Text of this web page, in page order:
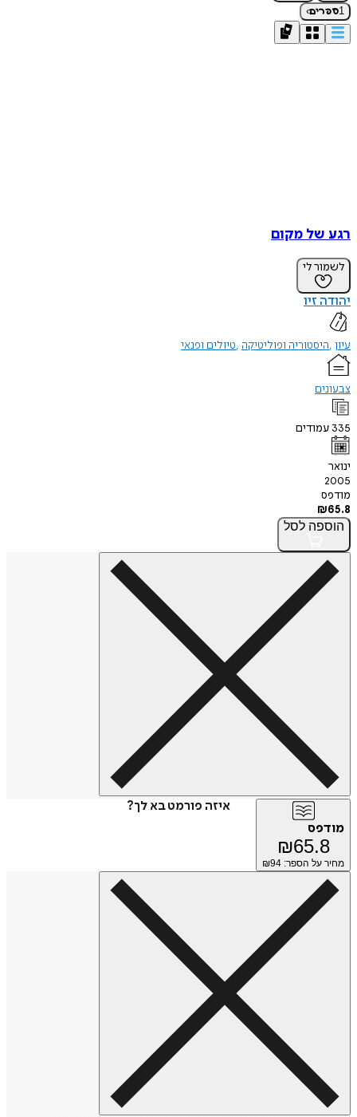
1ספרים›
רגע של מקום
לשמור לי
יהודה זיו
עיון היסטוריה ופוליטיקה טיולים ופנאי
צבעונים
335 עמודים
ינואר
2005
מודפס
₪65.8
הוספה לסל
איזה פורמט בא לך?
מודפס
₪65.8
מחיר על הספר: ₪ 94